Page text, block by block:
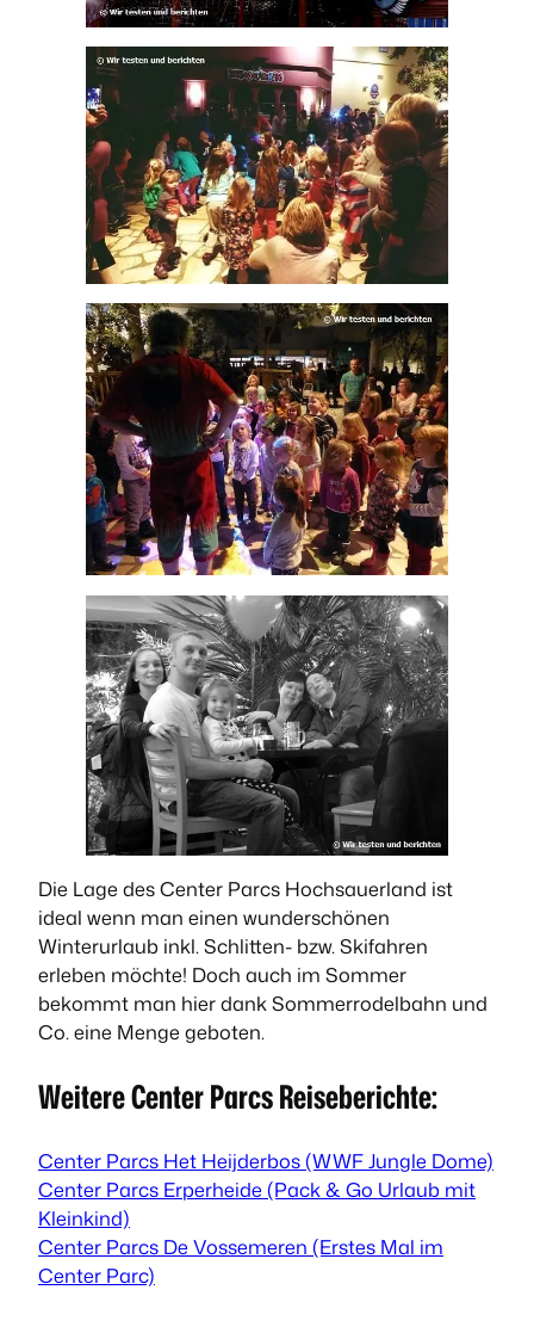
Die Lage des Center Parcs Hochsauerland ist
ideal wenn man einen wunderschönen
Winterurlaub inkl. Schlitten- bzw. Skifahren
erleben möchte! Doch auch im Sommer
bekommt man hier dank Sommerrodelbahn und
Co. eine Menge geboten.
Weitere Center Parcs Reiseberichte:
Center Parcs Het Heijderbos (WWF Jungle Dome)
Center Parcs Erperheide (Pack & Go Urlaub mit
Kleinkind)
Center Parcs De Vossemeren (Erstes Mal im
Center Parc)